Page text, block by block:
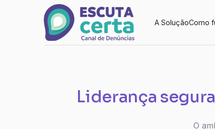
A SoluçãoComo
Liderança
O